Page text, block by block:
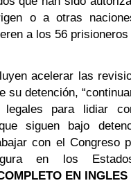
o a otras
a los 56
acelerar las
su detención,
legales para lidiar
siguen bajo
con el Congreso
en los
EN INGLES